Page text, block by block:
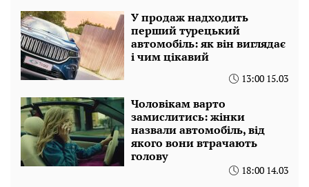
У продаж надходить
перший турецький
автомобіль: як він виглядає
і чим цікавий
13:00 15.03
Чоловікам варто
замислитись: жінки
назвали автомобіль, від
якого вони втрачають
голову
18:00 14.03